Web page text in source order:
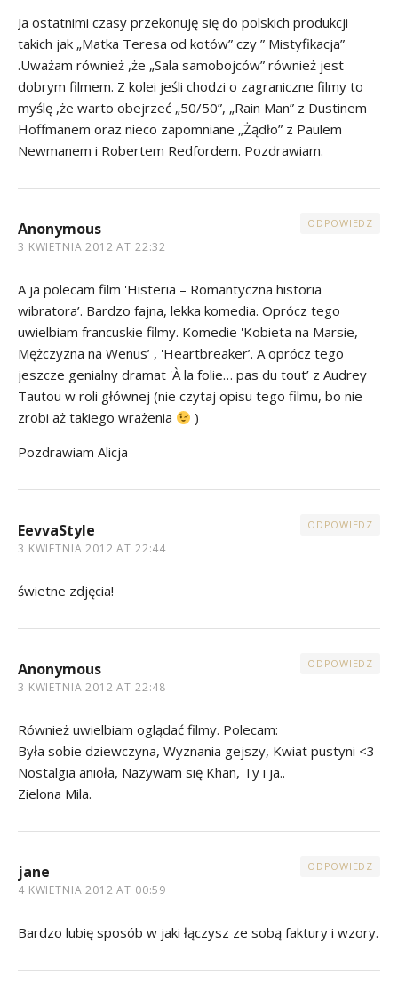
Ja ostatnimi czasy przekonuję się do polskich produkcji
takich jak „Matka Teresa od kotów” czy ” Mistyfikacja”
.Uważam również ,że „Sala samobojców” również jest
dobrym filmem. Z kolei jeśli chodzi o zagraniczne filmy to
myślę ,że warto obejrzeć „50/50”, „Rain Man” z Dustinem
Hoffmanem oraz nieco zapomniane „Żądło” z Paulem
Newmanem i Robertem Redfordem. Pozdrawiam.
Anonymous
3 KWIETNIA 2012 AT 22:32
ODPOWIEDZ
A ja polecam film 'Histeria – Romantyczna historia
wibratora’. Bardzo fajna, lekka komedia. Oprócz tego
uwielbiam francuskie filmy. Komedie 'Kobieta na Marsie,
Mężczyzna na Wenus’ , 'Heartbreaker’. A oprócz tego
jeszcze genialny dramat 'À la folie… pas du tout’ z Audrey
Tautou w roli głównej (nie czytaj opisu tego filmu, bo nie
zrobi aż takiego wrażenia
)
Pozdrawiam Alicja
EevvaStyle
3 KWIETNIA 2012 AT 22:44
ODPOWIEDZ
świetne zdjęcia!
Anonymous
3 KWIETNIA 2012 AT 22:48
ODPOWIEDZ
Również uwielbiam oglądać filmy. Polecam:
Była sobie dziewczyna, Wyznania gejszy, Kwiat pustyni <3
Nostalgia anioła, Nazywam się Khan, Ty i ja..
Zielona Mila.
jane
4 KWIETNIA 2012 AT 00:59
ODPOWIEDZ
Bardzo lubię sposób w jaki łączysz ze sobą faktury i wzory.